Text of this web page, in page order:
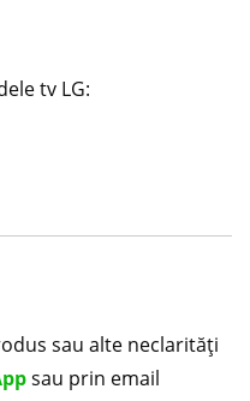
tv LG:
sau alte neclarități
sau prin email